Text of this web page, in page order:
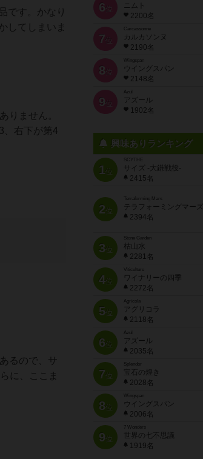
です。かなり
してしまいま
りません。
、右下が第4
るので、サ
に、ここま
6 位
ニムト
2200名
7 位
Carcassonne
カルカソンヌ
2190名
8 位
Wingspan
ウイングスパン
2148名
9 位
Azul
アズール
1902名
興味ありランキング
1位
SCYTHE
サイズ -大鎌戦役-
2415名
2位
Terraforming Mars
テラフォーミングマーズ
2394名
3位
Stone Garden
枯山水
2281名
4位
Viticulture
ワイナリーの四季
2272名
5位
Agricola
アグリコラ
2118名
6位
Azul
アズール
2035名
7位
宝石の煌き
2028名
8位
Wingspan
ウイングスパン
2006名
9位
7 Wonders
世界の七不思議
1919名